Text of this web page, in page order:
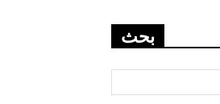
بحث